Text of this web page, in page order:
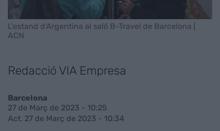
L'estand d'Argentina al saló B-Travel de Barcelona |
ACN
Redacció VIA Empresa
Barcelona
27 de Març de 2023 - 10:25
Act. 27 de Març de 2023 - 10:34